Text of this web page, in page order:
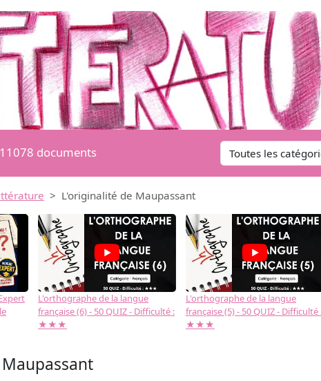
documents
L'originalité de Maupassant
L'orthographe de la langue
française (6) - 50 QUIZ - Difficulté :
★★★
L'orthographe de la langue
française (5) - 50 QUIZ - Difficulté
★★★